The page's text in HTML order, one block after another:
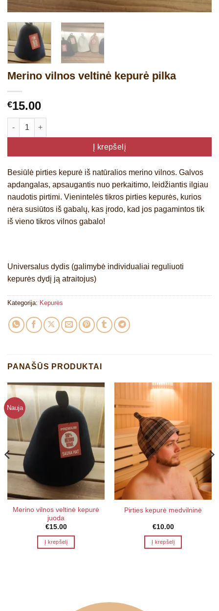
Merino vilnos veltinė kepurė pilka
€15.00
produkto kiekis: Merino vilnos veltinė kepurė pilka
Į krepšelį
Besiūlė pirties kepurė iš natūralios merino vilnos. Galvos
apdangalas, apsaugantis nuo perkaitimo, leidžiantis ilgiau
naudotis pirtimi. Vienintelės tikros pirties kepurės, kurios
nėra susiūtos iš gabalų, kas įrodo, kad jos pagamintos tik
iš vieno tikros vilnos gabalo!
Universalus dydis (galimybė individualiai reguliuoti
kepurės dydį ją atraitojus)
Kategorija: Kepurės
PANAŠŪS PRODUKTAI
Nauja
Merino vilnos veltinė kepurė
juoda
€15.00
Į krepšelį
Pirties kepurė medvilninė
€10.00
Į krepšelį